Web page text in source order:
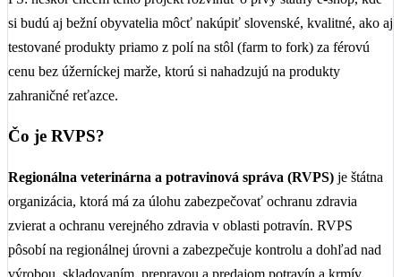
si budú aj bežní obyvatelia môcť nakúpiť slovenské, kvalitné, ako aj
testované produkty priamo z polí na stôl (farm to fork) za férovú
cenu bez úžerníckej marže, ktorú si nahadzujú na produkty
zahraničné reťazce.
Čo je RVPS?
Regionálna veterinárna a potravinová správa (RVPS) je štátna
organizácia, ktorá má za úlohu zabezpečovať ochranu zdravia
zvierat a ochranu verejného zdravia v oblasti potravín. RVPS
pôsobí na regionálnej úrovni a zabezpečuje kontrolu a dohľad nad
výrobou, skladovaním, prepravou a predajom potravín a krmív.